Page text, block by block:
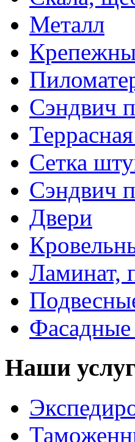
Металл
Сэндвич
Сетка
Сэндвич
Двери
Ламинат,
Наши